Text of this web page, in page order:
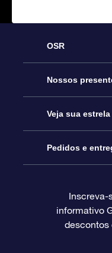
OSR
Serviço
Entre em contato
Blog
Avaliações
Nossos
Presente estrelar
Pacote de
O cartão de
Presentes
Veja sua estrela
Star Register
Página estelar
Um Milhão de
Pedidos e
Informações de
Inscreva-
informativo
descontos